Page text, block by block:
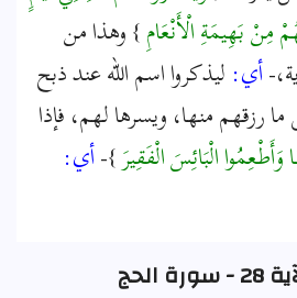
مِنْ بَهِيمَةِ الْأَنْعَامِ} وهذا من
أي: ليذكروا اسم الله عند ذبح
رزقهم منها، ويسرها لهم، فإذا
وَأَطْعِمُوا الْبَائِسَ الْفَقِيرَ}-أي:
الحج